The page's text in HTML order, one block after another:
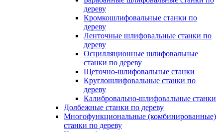
дереву
Кромкошлифовальные станки по
дереву
Ленточные шлифовальные станки по
дереву
Осцилляционные шлифовальные
станки по дереву
Щеточно-шлифовальные станки
Круглошлифовальные станки по
дереву
Калибровально-шлифовальные станки
Долбежные станки по дереву
Многофункциональные (комбинированные)
станки по дереву